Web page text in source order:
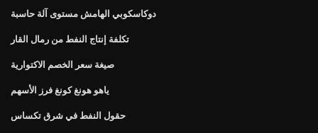
دوكاسكوبي الهامش مستوى آلة حاسبة
تكلفة إنتاج النفط من رمال القار
صيغة سعر الخصم الاكتوارية
ياهو هونغ كونغ فرز الأسهم
حقول النفط في شرق تكساس